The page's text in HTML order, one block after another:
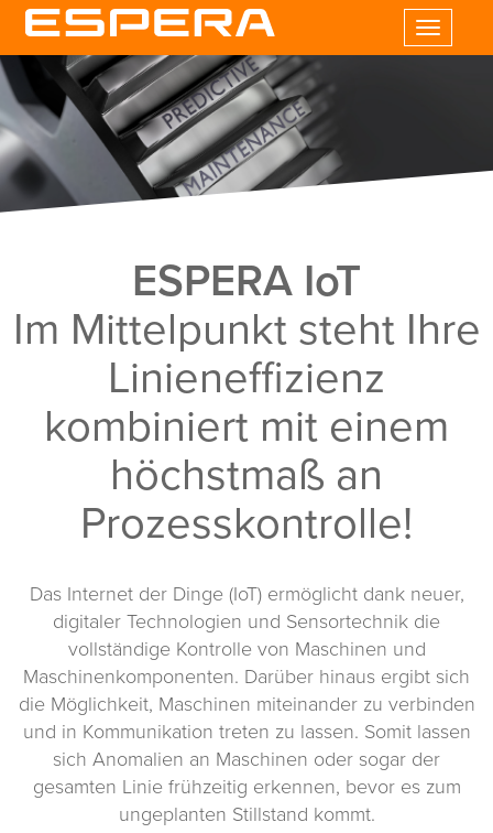
ESPERA IoT
Im Mittelpunkt steht Ihre
Linieneffizienz
kombiniert mit einem
höchstmaß an
Prozesskontrolle!
Das Internet der Dinge (IoT) ermöglicht dank neuer,
digitaler Technologien und Sensortechnik die
vollständige Kontrolle von Maschinen und
Maschinenkomponenten. Darüber hinaus ergibt sich
die Möglichkeit, Maschinen miteinander zu verbinden
und in Kommunikation treten zu lassen. Somit lassen
sich Anomalien an Maschinen oder sogar der
gesamten Linie frühzeitig erkennen, bevor es zum
ungeplanten Stillstand kommt.
Toggle